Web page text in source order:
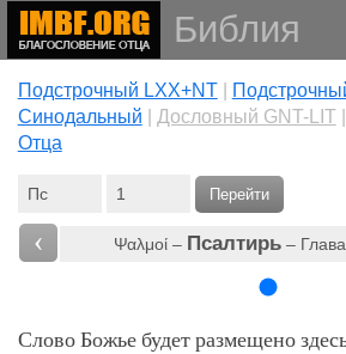
Библия
Подстрочный LXX+NT|
Cинодальный
Дословный GNT-LIT|
Отца
Перейти
‹ Ψαλμοί – Псалтирь–
Слово Божье будет размещено